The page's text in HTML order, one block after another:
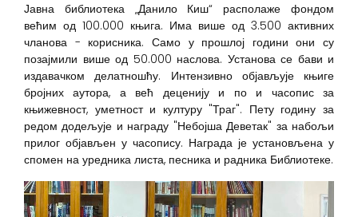
Јавна библиотека „Данило Киш“ располаже фондом
већим од 100.000 књига. Има више од 3.500 активних
чланова - корисника. Само у прошлој години они су
позајмили више од 50.000 наслова. Установа се бави и
издавачком делатношћу. Интензивно објављује књиге
бројних аутора, а већ деценију и по и часопис за
књижевност, уметност и културу "Траг". Пету годину за
редом додељује и награду "Небојша Деветак" за набољи
прилог објављен у часопису. Награда је установљена у
спомен на уредника листа, песника и радника Библиотеке.